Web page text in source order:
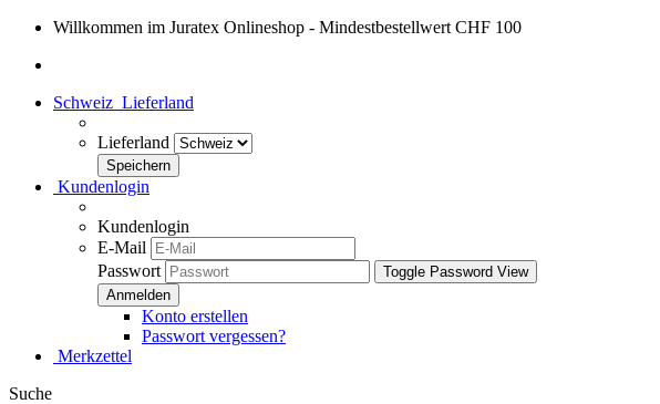
Willkommen im Juratex Onlineshop - Mindestbestellwert CHF 100
Schweiz Lieferland
Lieferland
Kundenlogin
Kundenlogin
E-Mail
Passwort
Toggle Password View
Konto erstellen
Passwort vergessen?
Merkzettel
Suche